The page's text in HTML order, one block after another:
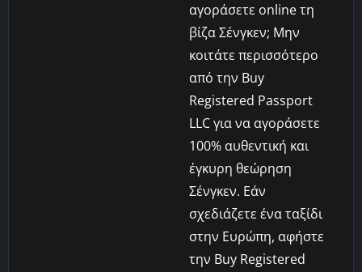
αγοράσετε online τη
βίζα Σένγκεν; Μην
κοιτάτε περισσότερο
από την Buy
Registered Passport
LLC για να αγοράσετε
100% αυθεντική και
έγκυρη θεώρηση
Σένγκεν. Εάν
σχεδιάζετε ένα ταξίδι
στην Ευρώπη, αφήστε
την Buy Registered